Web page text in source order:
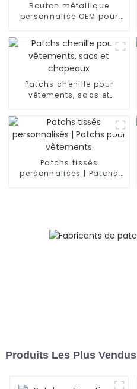
Bouton métallique
personnalisé OEM pour
Patchs chenille pour
vêtements, sacs et
Patchs tissés
personnalisés | Patchs
Produits Les Plus Vendus